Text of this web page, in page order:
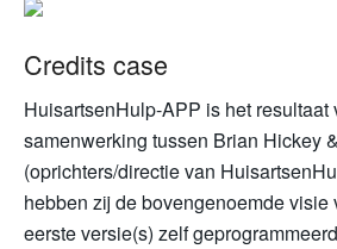
Credits case
HuisartsenHulp-APP is het resultaat
samenwerking tussen Brian Hickey
(oprichters/directie van
hebben zij de bovengenoemde visie
eerste versie(s) zelf